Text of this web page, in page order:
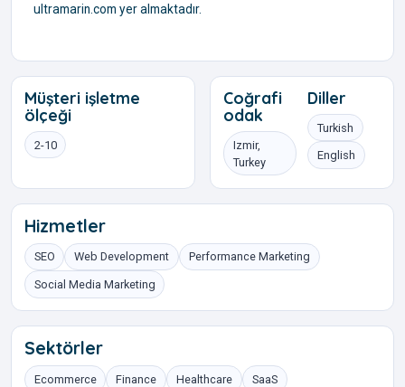
ultramarin.com yer almaktadır.
Müşteri işletme
ölçeği
2-10
Coğrafi
odak
Izmir,
Turkey
Diller
Turkish
English
Hizmetler
SEO Web Development Performance Marketing
Social Media Marketing
Sektörler
Ecommerce Finance Healthcare SaaS